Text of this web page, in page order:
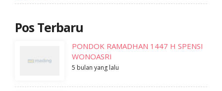
Pos Terbaru
PONDOK RAMADHAN 1447 H SPENSI
WONOASRI
5 bulan yang lalu